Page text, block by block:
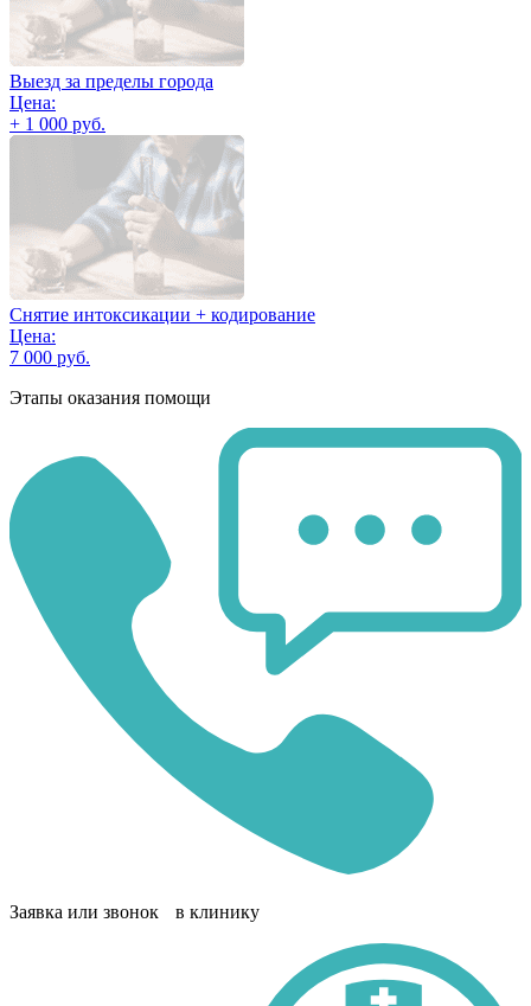
Выезд за пределы города
Цена:
+ 1 000 руб.
Снятие интоксикации + кодирование
Цена:
7 000 руб.
Этапы оказания помощи
Заявка или звонок в клинику